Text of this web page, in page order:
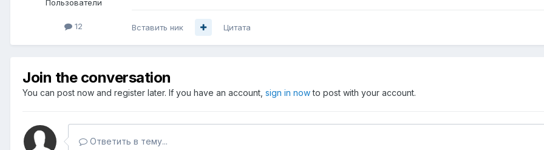
Пользователи
12 Вставить ник Цитата
Join the conversation
You can post now and register later. If you have an account, sign in nowto post with your account.
Ответить в тему...